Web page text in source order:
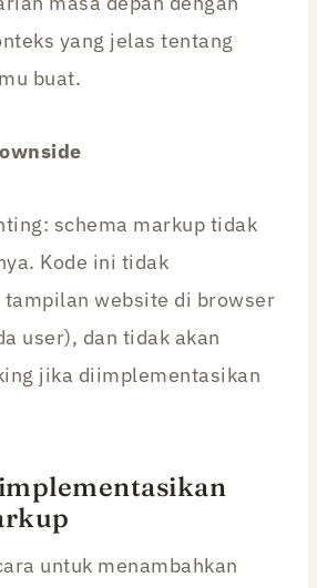
yang jelas tentang
buat.
schema markup tidak
Kode ini tidak
website di browser
user), dan tidak akan
jika diimplementasikan
untuk menambahkan